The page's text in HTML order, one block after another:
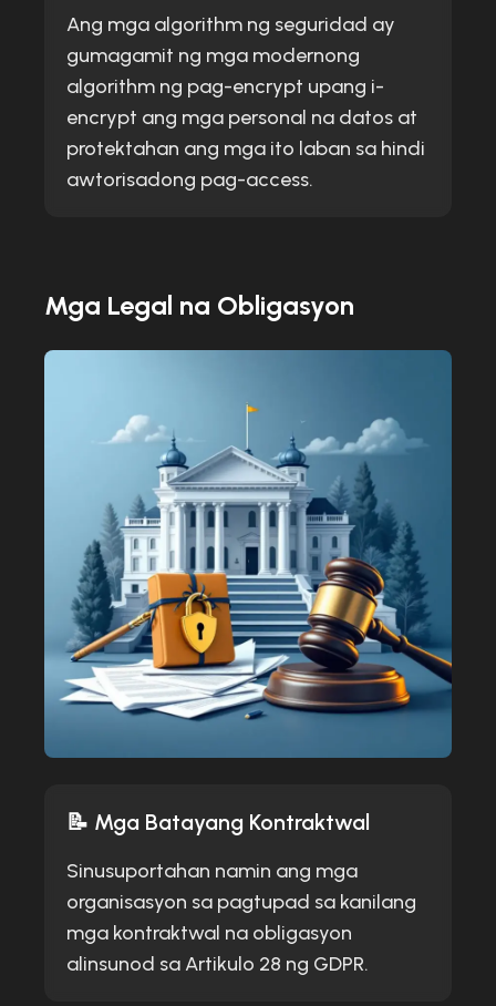
Ang mga algorithm ng seguridad ay
gumagamit ng mga modernong
algorithm ng pag-encrypt upang i-
encrypt ang mga personal na datos at
protektahan ang mga ito laban sa hindi
awtorisadong pag-access.
Mga Legal na Obligasyon
📝 Mga Batayang Kontraktwal
Sinusuportahan namin ang mga
organisasyon sa pagtupad sa kanilang
mga kontraktwal na obligasyon
alinsunod sa Artikulo 28 ng GDPR.